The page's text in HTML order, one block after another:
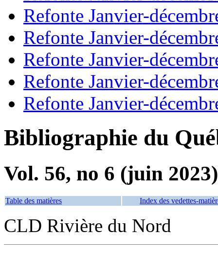
Refonte Janvier-
Refonte Janvier-
Refonte Janvier-
Refonte Janvier-
Refonte Janvier-
Bibliographie du
Vol. 56, no 6 (juin 2023)
Table des matières Index des vedettes-
CLD Rivière du Nord